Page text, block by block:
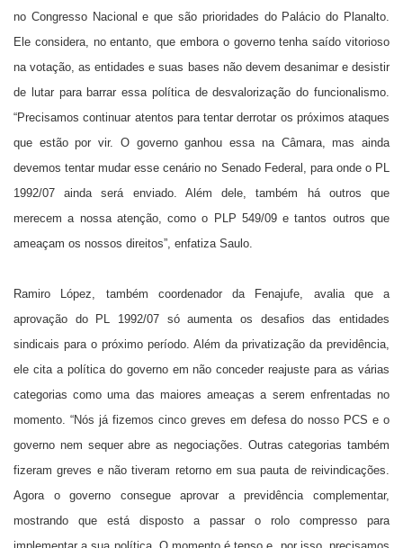
no Congresso Nacional e que são prioridades do Palácio do Planalto.
Ele considera, no entanto, que embora o governo tenha saído vitorioso
na votação, as entidades e suas bases não devem desanimar e desistir
de lutar para barrar essa política de desvalorização do funcionalismo.
“Precisamos continuar atentos para tentar derrotar os próximos ataques
que estão por vir. O governo ganhou essa na Câmara, mas ainda
devemos tentar mudar esse cenário no Senado Federal, para onde o PL
1992/07 ainda será enviado. Além dele, também há outros que
merecem a nossa atenção, como o PLP 549/09 e tantos outros que
ameaçam os nossos direitos”, enfatiza Saulo.
Ramiro López, também coordenador da Fenajufe, avalia que a
aprovação do PL 1992/07 só aumenta os desafios das entidades
sindicais para o próximo período. Além da privatização da previdência,
ele cita a política do governo em não conceder reajuste para as várias
categorias como uma das maiores ameaças a serem enfrentadas no
momento. “Nós já fizemos cinco greves em defesa do nosso PCS e o
governo nem sequer abre as negociações. Outras categorias também
fizeram greves e não tiveram retorno em sua pauta de reivindicações.
Agora o governo consegue aprovar a previdência complementar,
mostrando que está disposto a passar o rolo compresso para